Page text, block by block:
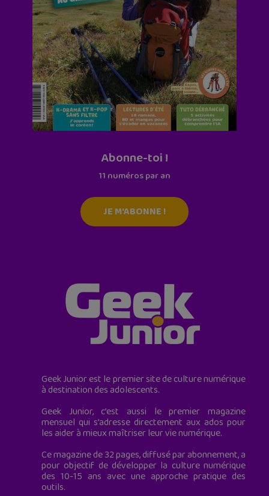
Abonne-toi !
11 numéros par an
JE M'ABONNE !
Geek Junior est le premier site de culture numérique
à destination des adolescents.
Geek Junior, c’est aussi le premier magazine
mensuel qui s’adresse directement aux ados pour
les aider à mieux maîtriser leur vie numérique.
Ce magazine de 32 pages, diffusé par abonnement, a
pour objectif de développer la culture numérique
des 10-15 ans avec une approche pratique des
outils.